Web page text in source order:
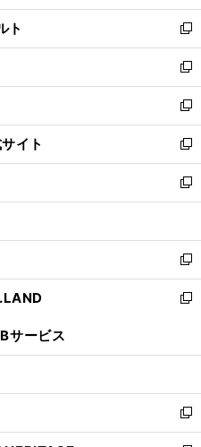
開
く
ウ
で
開
く
ン
ド
ウ
で
開
く
ウ
ィ
ン
ド
ウ
で
開
く
ト
新
し
い
ウ
ィ
ン
ド
ウ
で
開
新
し
い
ウ
ィ
ン
ド
ウ
開
く
新
し
い
ウ
ィ
ン
ウ
で
開
く
イト
新
し
い
ウ
ン
ド
ウ
で
新
し
ウ
ィ
ン
ド
開
新
し
い
ン
ウ
で
開
新
ウ
ン
ド
ウ
サービス
新
し